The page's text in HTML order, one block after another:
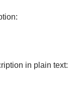
in plain text: